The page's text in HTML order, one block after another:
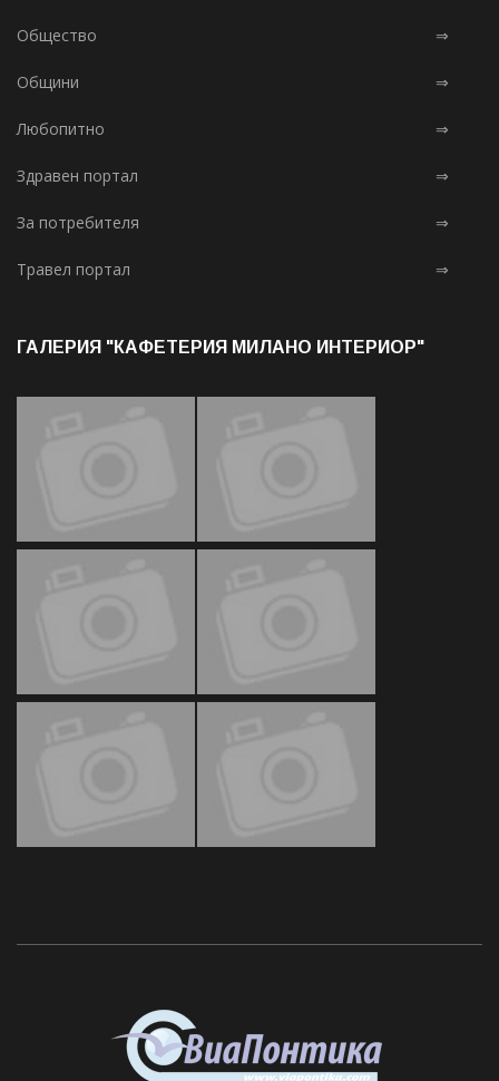
Общество ⇒
Общини ⇒
Любопитно ⇒
Здравен портал ⇒
За потребителя ⇒
Травел портал ⇒
ГАЛЕРИЯ "КАФЕТЕРИЯ МИЛАНО ИНТЕРИОР"